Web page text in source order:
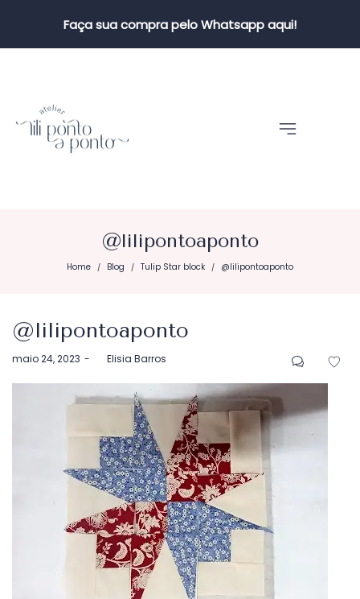
Faça sua compra pelo Whatsapp aqui!
@lilipontoaponto
Home / Blog / Tulip Star block / @lilipontoaponto
@lilipontoaponto
Postado
maio 24, 2023 byElisia Barros